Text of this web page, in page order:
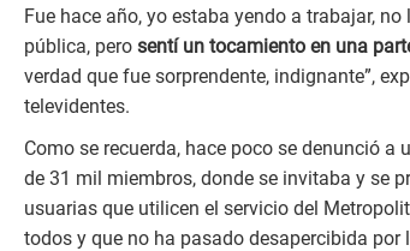
Fue hace año, yo estaba yendo a trabajar,
pública, pero sentí un tocamiento en una
verdad que fue sorprendente, indignante”,
televidentes.
Como se recuerda, hace poco se denunció a
de 31 mil miembros, donde se invitaba y se
usuarias que utilicen el servicio del
todos y que no ha pasado desapercibida por